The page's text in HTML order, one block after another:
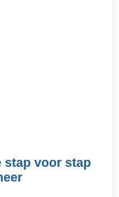
stap voor stap